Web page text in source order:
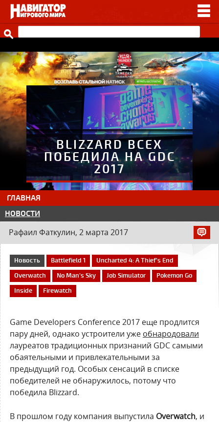
ВИДЕО
СТАТЬИ
ИГРЫ
ПРОЧЕЕ
ИГРЫ ОТ НАШИХ
BLIZZARD ВСЕХ
ПОБЕДИЛА НА GDC
2017
ГЛАВНАЯ
НОВОСТИ
Рафаил Фаткулин, 2 марта 2017
Новость Battlefield 1
Uncharted 4: A Thief’s End
Overwatch
No Man’s Sky Job Simulator
Pokemon Go
Inside
Firewatch
Game Developers Conference 2017 еще продлится
пару дней, однако устроители уже обнародовали
лауреатов традиционных признаний GDC самыми
обаятельными и привлекательными за
предыдущий год. Особых сенсаций в списке
победителей не обнаружилось, потому что
победила Blizzard.
В прошлом году компания выпустила Overwatch, и